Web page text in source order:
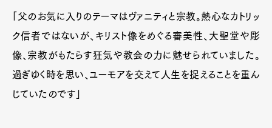
「父のお気に入りのテーマはヴァニティと宗教。熱心なカトリッ
ク信者ではないが、キリスト像をめぐる審美性、大聖堂や彫
像、宗教がもたらす狂気や教会の力に魅せられていました。
過ぎゆく時を思い、ユーモアを交えて人生を捉えることを重ん
じていたのです」